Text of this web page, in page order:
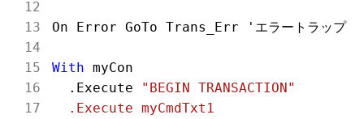
On Error GoTo Trans_Err 'エラートラップ
With myCon
  .Execute
"BEGIN TRANSACTION"
.Execute myCmdTxt1